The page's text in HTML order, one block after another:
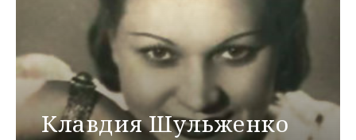
Клавдия Шульженко